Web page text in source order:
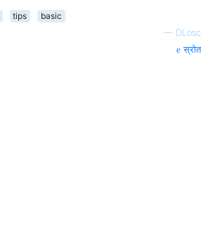
tips
basic
— DLosc
स्रोत